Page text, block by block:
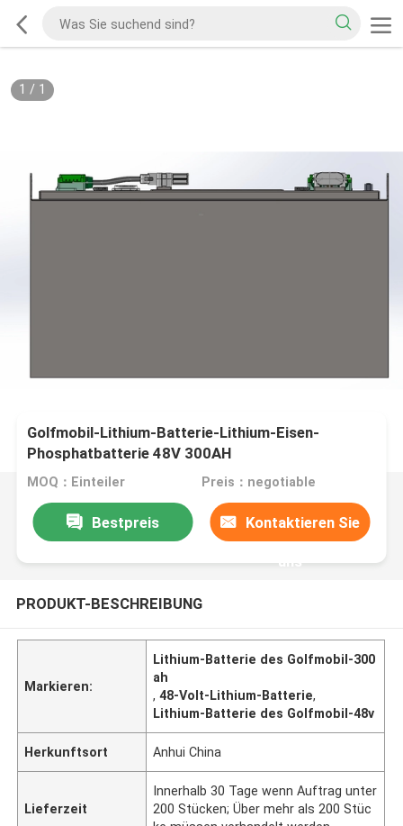
1 / 1
Golfmobil-Lithium-Batterie-Lithium-Eisen-
Phosphatbatterie 48V 300AH
MOQ：Einteiler Preis：negotiable
Bestpreis Kontaktieren Sie
uns
PRODUKT-BESCHREIBUNG
Markieren:
Lithium-Batterie des Golfmobil-300
ah
,48-Volt-Lithium-Batterie,
Lithium-Batterie des Golfmobil-48v
Herkunftsort Anhui China
Lieferzeit
Innerhalb 30 Tage wenn Auftrag unter
200 Stücken; Über mehr als 200 Stüc